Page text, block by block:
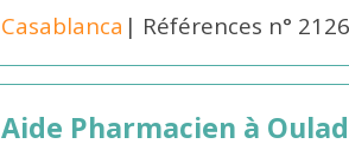
Casablanca | Références n°
Aide Pharmacien à